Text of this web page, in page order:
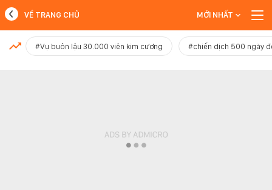
MỚI NHẤT
VỀ TRANG CHỦ MỚI NHẤT
#Vụ buôn lậu 30.000 viên kim cương #chiến dịch 500 ngày